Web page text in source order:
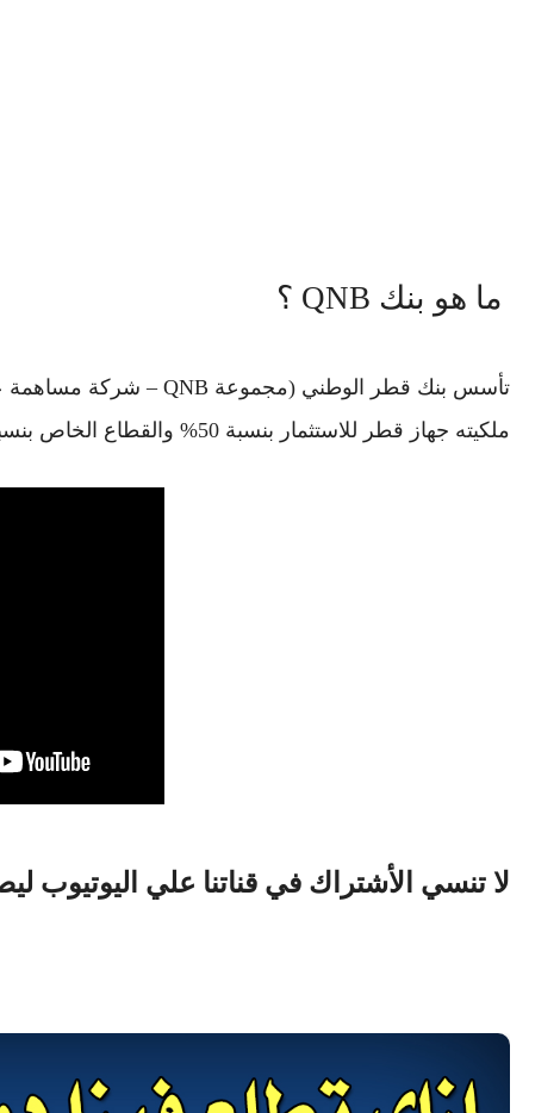
ما هو بنك QNB ؟
ملكيته جهاز قطر للاستثمار بنسبة 50% والقطاع الخاص بنسبة الـ 50% الباقية.
لا تنسي الأشتراك في قناتنا علي اليوتيوب